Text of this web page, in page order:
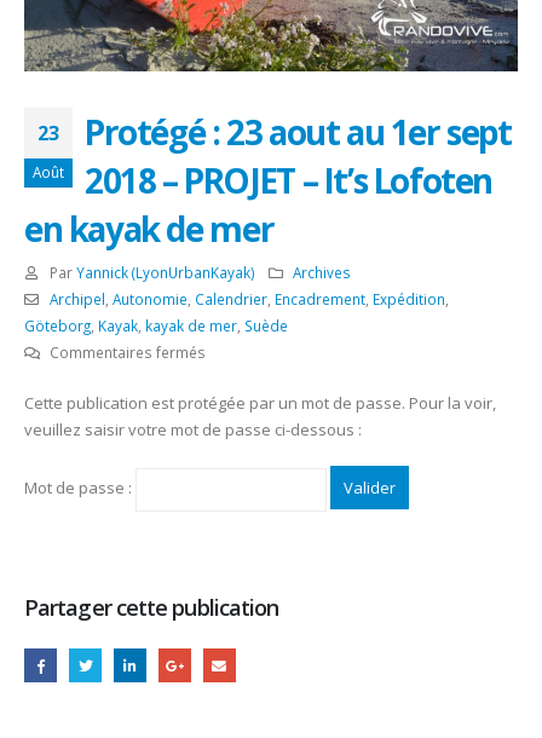
23
Août
Protégé : 23 aout au 1er sept
2018 – PROJET – It’s Lofoten
en kayak de mer
Par Yannick (LyonUrbanKayak)
Archives
Archipel, Autonomie, Calendrier, Encadrement, Expédition,
Göteborg, Kayak, kayak de mer, Suède
Commentaires ferméssur
23
aout
–
It’s
Lofoten
Cette publication est protégée par un mot de passe. Pour la voir,
veuillez saisir votre mot de passe ci-dessous :
Mot de passe :
Partager cette publication